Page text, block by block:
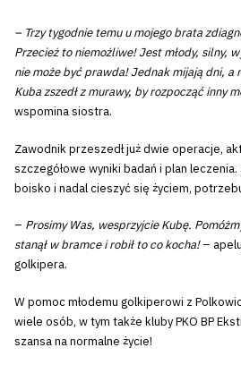
– Trzy tygodnie temu u mojego brata
Przecież to niemożliwe! Jest młody, silny,
nie może być prawda! Jednak mijają dni, a
Kuba zszedł z murawy, by rozpocząć inny
wspomina siostra.
Zawodnik przeszedł już dwie operacje,
szczegółowe wyniki badań i plan
boisko i nadal cieszyć się życiem,
– Prosimy Was, wesprzyjcie Kubę.
stanął w bramce i robił to co kocha!–
golkipera.
W pomoc młodemu golkiperowi z
wiele osób, w tym także kluby PKO BP
szansa na normalne życie!